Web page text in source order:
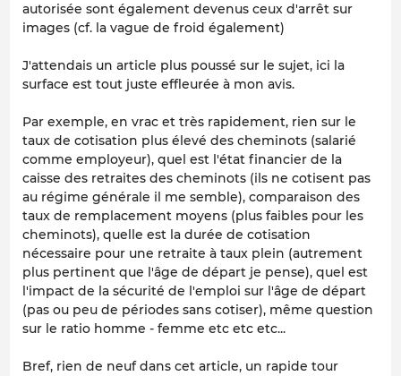
autorisée sont également devenus ceux d'arrêt sur
images (cf. la vague de froid également)
J'attendais un article plus poussé sur le sujet, ici la
surface est tout juste effleurée à mon avis.
Par exemple, en vrac et très rapidement, rien sur le
taux de cotisation plus élevé des cheminots (salarié
comme employeur), quel est l'état financier de la
caisse des retraites des cheminots (ils ne cotisent pas
au régime générale il me semble), comparaison des
taux de remplacement moyens (plus faibles pour les
cheminots), quelle est la durée de cotisation
nécessaire pour une retraite à taux plein (autrement
plus pertinent que l'âge de départ je pense), quel est
l'impact de la sécurité de l'emploi sur l'âge de départ
(pas ou peu de périodes sans cotiser), même question
sur le ratio homme - femme etc etc etc...
Bref, rien de neuf dans cet article, un rapide tour